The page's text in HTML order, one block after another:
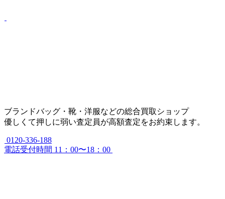
ブランドバッグ・靴・洋服などの総合買取ショップ
優しくて押しに弱い査定員が高額査定をお約束します。
0120-336-188
電話受付時間 11：00〜18：00